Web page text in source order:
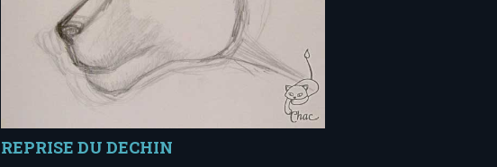
REPRISE DU DECHIN